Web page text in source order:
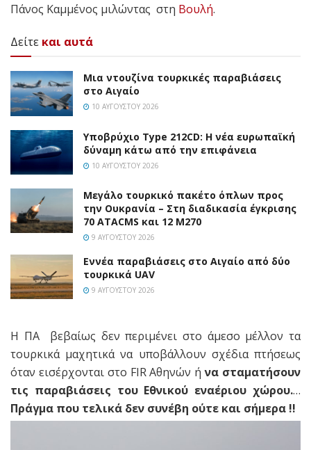
Πάνος Καμμένος μιλώντας στη Βουλή.
Δείτε και αυτά
Μια ντουζίνα τουρκικές παραβιάσεις
στο Αιγαίο
10 ΑΥΓΟΎΣΤΟΥ 2026
Υποβρύχιο Type 212CD: Η νέα ευρωπαϊκή
δύναμη κάτω από την επιφάνεια
10 ΑΥΓΟΎΣΤΟΥ 2026
Μεγάλο τουρκικό πακέτο όπλων προς
την Ουκρανία – Στη διαδικασία έγκρισης
70 ATACMS και 12 M270
9 ΑΥΓΟΎΣΤΟΥ 2026
Εννέα παραβιάσεις στο Αιγαίο από δύο
τουρκικά UAV
9 ΑΥΓΟΎΣΤΟΥ 2026
Η ΠΑ βεβαίως δεν περιμένει στο άμεσο μέλλον τα
τουρκικά μαχητικά να υποβάλλουν σχέδια πτήσεως
όταν εισέρχονται στο FIR Αθηνών ήνα σταματήσουν
τις παραβιάσεις του Εθνικού εναέριου χώρου.…
Πράγμα που τελικά δεν συνέβη ούτε και σήμερα !!